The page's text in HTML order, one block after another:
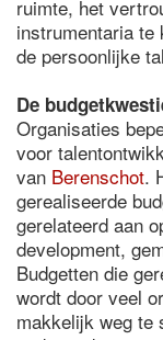
ruimte, het
instrumentaria te
de persoonlijke
De
Organisaties
voor
van Berenschot.
gerealiseerde
gerelateerd aan
development,
Budgetten die
wordt door veel
makkelijk weg te